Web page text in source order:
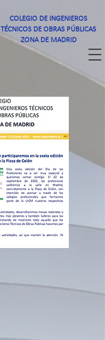
COLEGIO DE INGENIEROS
TÉCNICOS DE OBRAS PÚBLICAS
ZONA DE MADRID